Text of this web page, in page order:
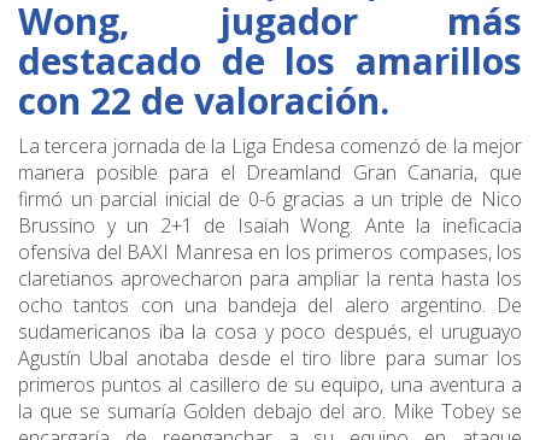
Wong, jugador más
destacado de los amarillos
con 22 de valoración.
La tercera jornada de la Liga Endesa comenzó de la mejor
manera posible para el Dreamland Gran Canaria, que
firmó un parcial inicial de 0-6 gracias a un triple de Nico
Brussino y un 2+1 de Isaiah Wong. Ante la ineficacia
ofensiva del BAXI Manresa en los primeros compases, los
claretianos aprovecharon para ampliar la renta hasta los
ocho tantos con una bandeja del alero argentino. De
sudamericanos iba la cosa y poco después, el uruguayo
Agustín Ubal anotaba desde el tiro libre para sumar los
primeros puntos al casillero de su equipo, una aventura a
la que se sumaría Golden debajo del aro. Mike Tobey se